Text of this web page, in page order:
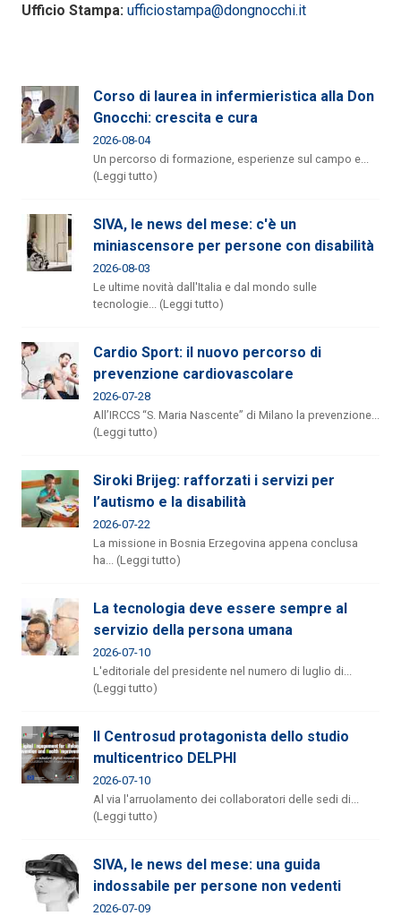
Ufficio Stampa: ufficiostampa@dongnocchi.it
Corso di laurea in infermieristica alla Don
Gnocchi: crescita e cura
2026-08-04
Un percorso di formazione, esperienze sul campo e...
(Leggi tutto)
SIVA, le news del mese: c'è un
miniascensore per persone con disabilità
2026-08-03
Le ultime novità dall'Italia e dal mondo sulle
tecnologie... (Leggi tutto)
Cardio Sport: il nuovo percorso di
prevenzione cardiovascolare
2026-07-28
All’IRCCS “S. Maria Nascente” di Milano la prevenzione...
(Leggi tutto)
Siroki Brijeg: rafforzati i servizi per
l’autismo e la disabilità
2026-07-22
La missione in Bosnia Erzegovina appena conclusa
ha... (Leggi tutto)
La tecnologia deve essere sempre al
servizio della persona umana
2026-07-10
L'editoriale del presidente nel numero di luglio di...
(Leggi tutto)
Il Centrosud protagonista dello studio
multicentrico DELPHI
2026-07-10
Al via l'arruolamento dei collaboratori delle sedi di...
(Leggi tutto)
SIVA, le news del mese: una guida
indossabile per persone non vedenti
2026-07-09